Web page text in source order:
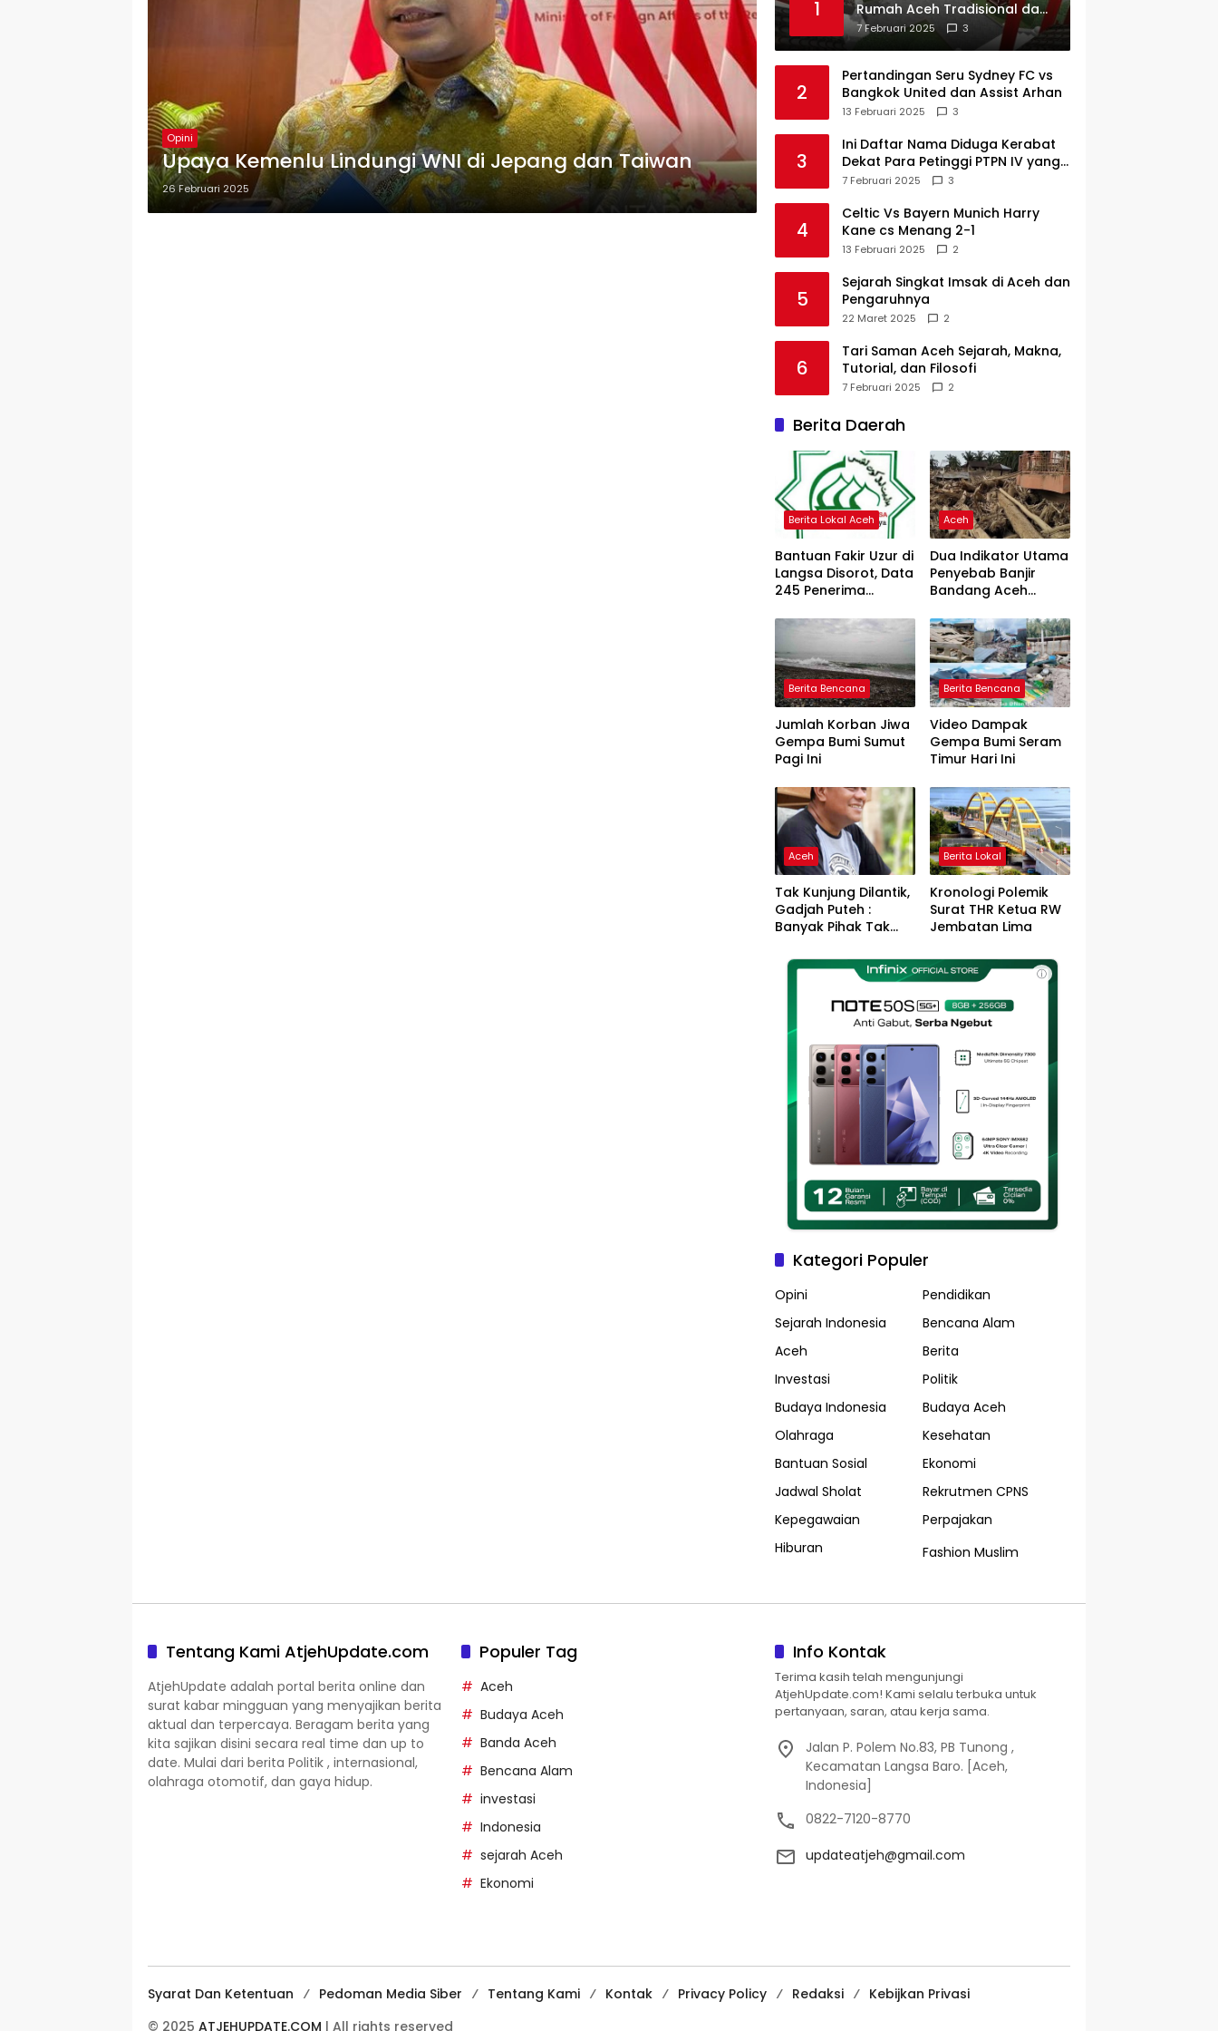
Opini
Upaya Kemenlu Lindungi WNI di Jepang dan Taiwan
26 Februari 2025
1
Rumah Aceh Tradisional dan
Sejarah Perkembangannya
7 Februari 2025 3
2
Pertandingan Seru Sydney FC vs
Bangkok United dan Assist Arhan
13 Februari 2025 3
3
Ini Daftar Nama Diduga Kerabat
Dekat Para Petinggi PTPN IV yang
Lulus PKWT
7 Februari 2025 3
4
Celtic Vs Bayern Munich Harry
Kane cs Menang 2-1
13 Februari 2025 2
5
Sejarah Singkat Imsak di Aceh dan
Pengaruhnya
22 Maret 2025 2
6
Tari Saman Aceh Sejarah, Makna,
Tutorial, dan Filosofi
7 Februari 2025 2
Berita Daerah
Berita Lokal Aceh
Bantuan Fakir Uzur di
Langsa Disorot, Data
245 Penerima
Aceh
Dua Indikator Utama
Penyebab Banjir
Bandang Aceh
Puteh Soroti
Kerusakan DAS
Berita Bencana
Jumlah Korban Jiwa
Gempa Bumi Sumut
Pagi Ini
Berita Bencana
Video Dampak
Gempa Bumi Seram
Timur Hari Ini
Aceh
Tak Kunjung Dilantik,
Gadjah Puteh :
Banyak Pihak Tak
Jadi Pemimpin Kota
Berita Lokal
Kronologi Polemik
Surat THR Ketua RW
Jembatan Lima
ⓘ
Kategori Populer
Opini
Pendidikan
Sejarah Indonesia
Bencana Alam
Aceh
Berita
Investasi
Politik
Budaya Indonesia
Budaya Aceh
Olahraga
Kesehatan
Bantuan Sosial
Ekonomi
Jadwal Sholat
Rekrutmen CPNS
Kepegawaian
Perpajakan
Hiburan
Fashion Muslim
Tentang Kami AtjehUpdate.com
AtjehUpdate adalah portal berita online dan
surat kabar mingguan yang menyajikan berita
aktual dan terpercaya. Beragam berita yang
kita sajikan disini secara real time dan up to
date. Mulai dari berita Politik , internasional,
olahraga otomotif, dan gaya hidup.
Populer Tag
Aceh
Budaya Aceh
Banda Aceh
Bencana Alam
investasi
Indonesia
sejarah Aceh
Ekonomi
Info Kontak
Terima kasih telah mengunjungi
AtjehUpdate.com! Kami selalu terbuka untuk
pertanyaan, saran, atau kerja sama.
Jalan P. Polem No.83, PB Tunong ,
Kecamatan Langsa Baro. [Aceh,
Indonesia]
0822-7120-8770
updateatjeh@gmail.com
Syarat Dan Ketentuan Pedoman Media Siber Tentang Kami Kontak Privacy Policy Redaksi
Kebijkan Privasi
© 2025 ATJEHUPDATE.COM | All rights reserved